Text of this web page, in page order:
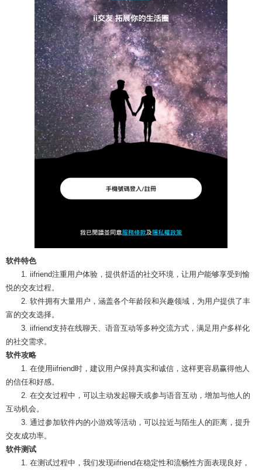
软件特色
1. iifriend注重用户体验，提供舒适的社交环境，让用户能够享受到愉
悦的交友过程。
2. 软件拥有大量用户，涵盖各个年龄段和兴趣领域，为用户提供了丰
富的交友选择。
3. iifriend支持在线聊天、语音互动等多种交流方式，满足用户多样化
的社交需求。
软件攻略
1. 在使用iifriend时，建议用户保持真实和诚信，这样更容易赢得他人
的信任和好感。
2. 在交友过程中，可以主动发起聊天或参与语音互动，增加与他人的
互动机会。
3. 通过参加软件内的小游戏等活动，可以拉近与陌生人的距离，提升
交友成功率。
软件测试
1. 在测试过程中，我们发现iifriend在稳定性和流畅性方面表现良好，